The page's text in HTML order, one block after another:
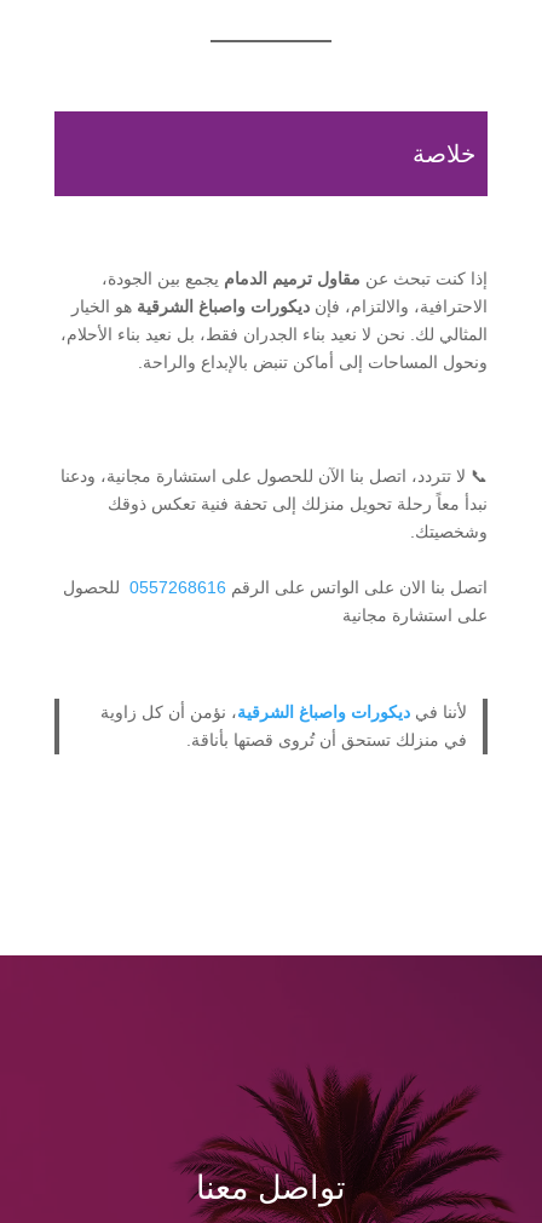
خلاصة
إذا كنت تبحث عن مقاول ترميم الدمام يجمع بين الجودة،
الاحترافية، والالتزام، فإن ديكورات واصباغ الشرقية هو الخيار
المثالي لك. نحن لا نعيد بناء الجدران فقط، بل نعيد بناء الأحلام،
ونحول المساحات إلى أماكن تنبض بالإبداع والراحة.
📞 لا تتردد، اتصل بنا الآن للحصول على استشارة مجانية، ودعنا
نبدأ معاً رحلة تحويل منزلك إلى تحفة فنية تعكس ذوقك
وشخصيتك.
اتصل بنا الان على الواتس على الرقم 0557268616للحصول
على استشارة مجانية
لأننا في ديكورات واصباغ الشرقية، نؤمن أن كل زاوية
في منزلك تستحق أن تُروى قصتها بأناقة.
تواصل معنا